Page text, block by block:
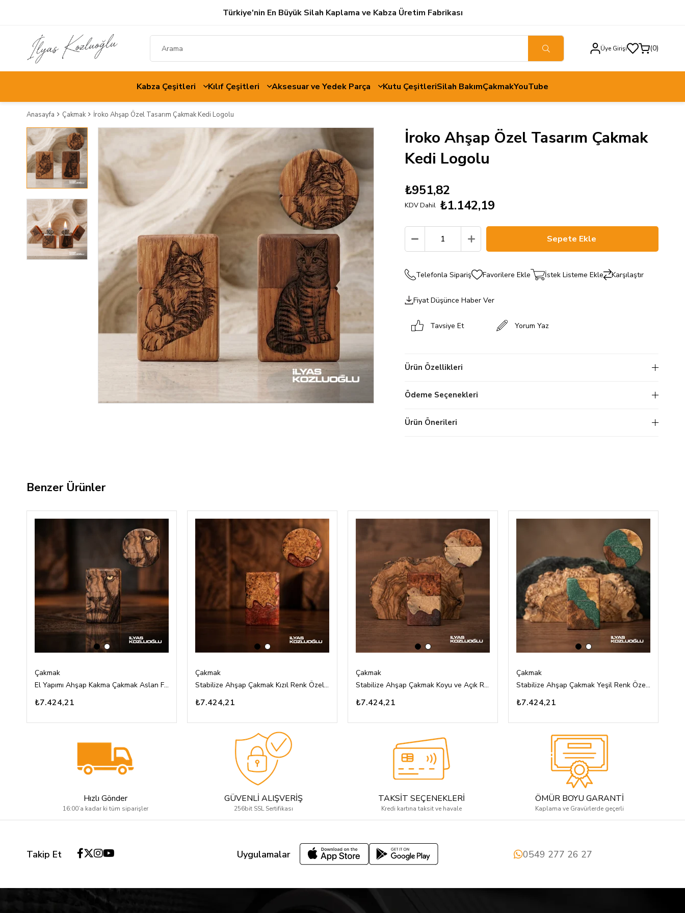
Türkiye'nin En Büyük Silah Kaplama ve Kabza Üretim Fabrikası
Üye Girişi 0
Kabza Çeşitleri Kılıf Çeşitleri Aksesuar ve Yedek Parça Kutu ÇeşitleriSilah BakımÇakmakYouTube
Anasayfa Çakmak İroko Ahşap Özel Tasarım Çakmak Kedi Logolu
İroko Ahşap Özel Tasarım Çakmak
Kedi Logolu
₺951,82
KDV Dahil ₺1.142,19
Telefonla Sipariş Favorilere Ekle İstek Listeme Ekle Karşılaştır
Fiyat Düşünce Haber Ver
Tavsiye Et Yorum Yaz
Ürün Özellikleri
Ödeme Seçenekleri
Ürün Önerileri
Benzer Ürünler
Çakmak
El Yapımı Ahşap Kakma Çakmak Aslan Figürlü Özel Tasarım
₺7.424,21
Çakmak
Stabilize Ahşap Çakmak Kızıl Renk Özel Tasarım
₺7.424,21
Çakmak
Stabilize Ahşap Çakmak Koyu ve Açık Renkli Özel Tasarım
₺7.424,21
Çakmak
Stabilize Ahşap Çakmak Yeşil Renk Özel Tasarım
₺7.424,21
Hızlı Gönder
16:00’a kadar ki tüm siparişler
GÜVENLİ ALIŞVERİŞ
256bit SSL Sertifikası
TAKSİT SEÇENEKLERİ
Kredi kartına taksit ve havale
ÖMÜR BOYU GARANTİ
Kaplama ve Gravürlerde geçerli
Takip Et Uygulamalar 0549 277 26 27